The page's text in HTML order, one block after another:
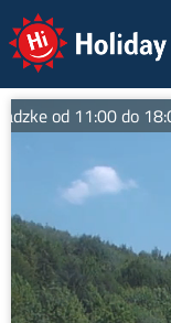
Holiday
od 11:00 do